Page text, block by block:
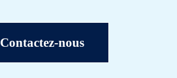
Contactez-nous